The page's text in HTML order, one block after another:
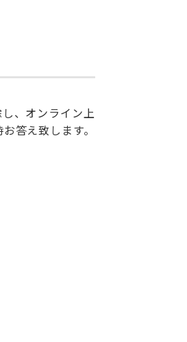
、オンライン上
答え致します。